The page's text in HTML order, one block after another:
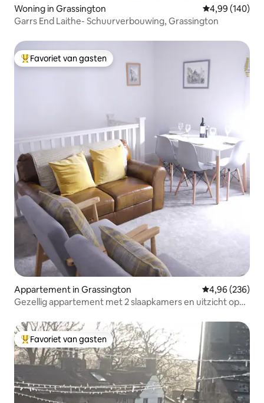
Woning in Grassington Gemiddelde
4,99 (140)
Garrs End Laithe- Schuurverbouwing, Grassington
Topfavoriet van gasten
Favoriet van gasten
Appartement in Grassington Gemiddelde
4,96 (236)
Gezellig appartement met 2 slaapkamers en uitzicht op
Topfavoriet van gasten
Favoriet van gasten